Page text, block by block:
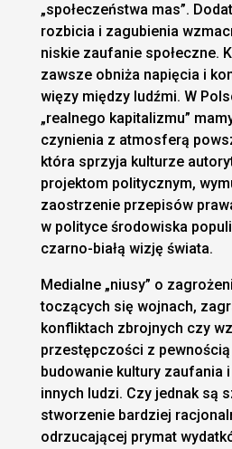
„społeczeństwa mas”.
rozbicia i zagubienia
niskie zaufanie społeczne.
zawsze obniża napięcia i
więzy między ludźmi. W
„realnego kapitalizmu”
czynienia z atmosferą
która sprzyja kulturze
projektom politycznym,
zaostrzenie przepisów
w polityce środowiska
czarno-białą wizję świata.
Medialne „niusy” o
toczących się wojnach,
konfliktach zbrojnych czy
przestępczości z
budowanie kultury zaufania
innych ludzi. Czy jednak są
stworzenie bardziej
odrzucającej prymat